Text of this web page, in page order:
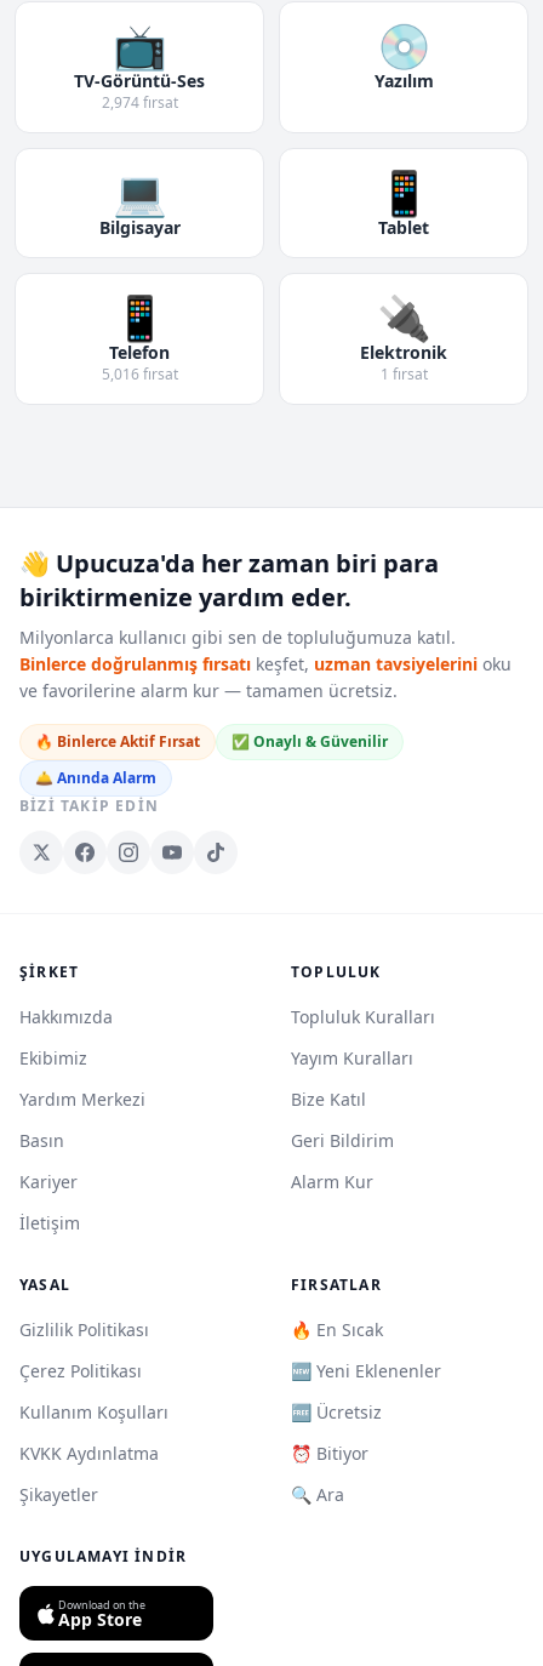
📺
TV-Görüntü-Ses
2,974 fırsat
💿
Yazılım
💻
Bilgisayar
📱
Tablet
📱
Telefon
5,016 fırsat
🔌
Elektronik
1 fırsat
👋 Upucuza'da her zaman biri para
biriktirmenize yardım eder.
Milyonlarca kullanıcı gibi sen de topluluğumuza katıl.
Binlerce doğrulanmış fırsatı keşfet, uzman tavsiyelerini oku
ve favorilerine alarm kur — tamamen ücretsiz.
🔥 Binlerce Aktif Fırsat
✅ Onaylı & Güvenilir
🛎️ Anında Alarm
BIZI TAKIP EDIN
ŞIRKET
Hakkımızda
Ekibimiz
Yardım Merkezi
Basın
Kariyer
İletişim
TOPLULUK
Topluluk Kuralları
Yayım Kuralları
Bize Katıl
Geri Bildirim
Alarm Kur
YASAL
Gizlilik Politikası
Çerez Politikası
Kullanım Koşulları
KVKK Aydınlatma
Şikayetler
FIRSATLAR
🔥 En Sıcak
🆕 Yeni Eklenenler
🆓 Ücretsiz
⏰ Bitiyor
🔍 Ara
UYGULAMAYI İNDIR
Download on the
App Store